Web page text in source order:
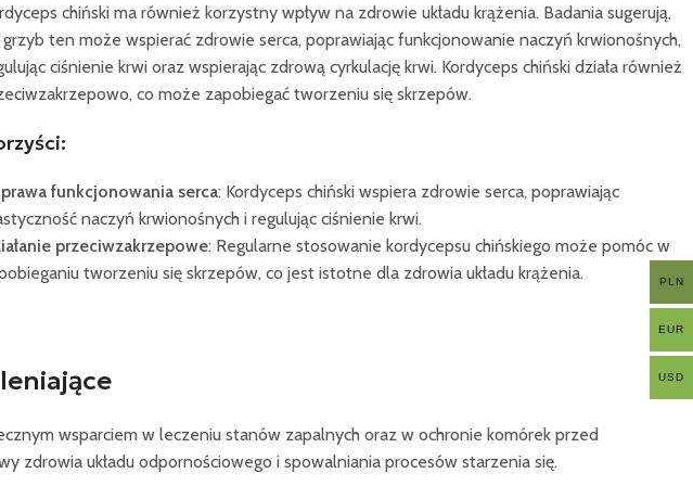
chiński ma również korzystny wpływ na zdrowie układu krążenia. Badania sugerują,
ten może wspierać zdrowie serca, poprawiając funkcjonowanie naczyń krwionośnych,
ciśnienie krwi oraz wspierając zdrową cyrkulację krwi. Kordyceps chiński działa również
co może zapobiegać tworzeniu się skrzepów.
funkcjonowania serca: Kordyceps chiński wspiera zdrowie serca, poprawiając
naczyń krwionośnych i regulując ciśnienie krwi.
przeciwzakrzepowe: Regularne stosowanie kordycepsu chińskiego może pomóc w
tworzeniu się skrzepów, co jest istotne dla zdrowia układu krążenia.
wsparciem w leczeniu stanów zapalnych oraz w ochronie komórek przed
zdrowia układu odpornościowego i spowalniania procesów starzenia się.
PLN
EUR
USD